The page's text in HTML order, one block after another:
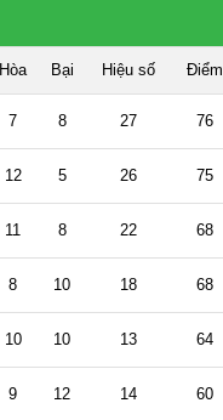
Hòa Bại Hiệu số Điểm
7 8 27 76
12 5 26 75
11 8 22 68
8 10 18 68
10 10 13 64
9 12 14 60